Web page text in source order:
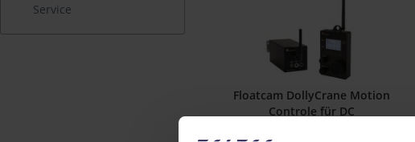
Service
Floatcam DollyCrane Motion
Controle für DC